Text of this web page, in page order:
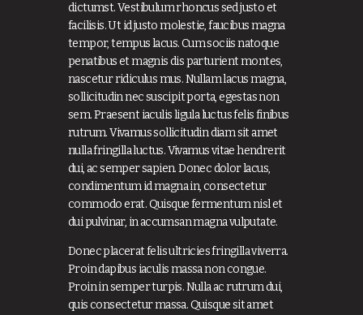
dictumst. Vestibulum rhoncus sed justo et
facilisis. Ut id justo molestie, faucibus magna
tempor, tempus lacus. Cum sociis natoque
penatibus et magnis dis parturient montes,
nascetur ridiculus mus. Nullam lacus magna,
sollicitudin nec suscipit porta, egestas non
sem. Praesent iaculis ligula luctus felis finibus
rutrum. Vivamus sollicitudin diam sit amet
nulla fringilla luctus. Vivamus vitae hendrerit
dui, ac semper sapien. Donec dolor lacus,
condimentum id magna in, consectetur
commodo erat. Quisque fermentum nisl et
dui pulvinar, in accumsan magna vulputate.
Donec placerat felis ultricies fringilla viverra.
Proin dapibus iaculis massa non congue.
Proin in semper turpis. Nulla ac rutrum dui,
quis consectetur massa. Quisque sit amet